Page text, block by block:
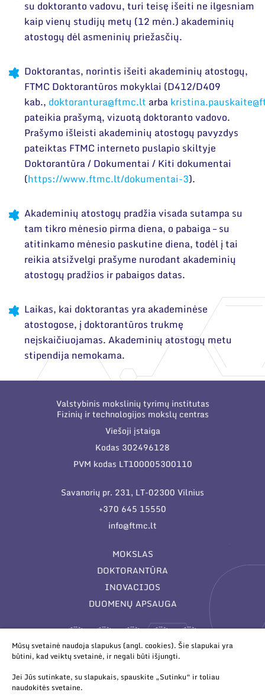
su doktoranto vadovu, turi teisę išeiti ne ilgesniam
kaip vienų studijų metų (12 mėn.) akademinių
atostogų dėl asmeninių priežasčių.
Doktorantas, norintis išeiti akademinių atostogų,
FTMC Doktorantūros mokyklai (D412/D409
kab., doktorantura@ftmc.lt arba
pateikia prašymą, vizuotą doktoranto vadovo.
Prašymo išleisti akademinių atostogų pavyzdys
pateiktas FTMC interneto puslapio skiltyje
Doktorantūra / Dokumentai / Kiti dokumentai
(https://www.ftmc.lt/dokumentai-3).
Akademinių atostogų pradžia visada sutampa su
tam tikro mėnesio pirma diena, o pabaiga – su
atitinkamo mėnesio paskutine diena, todėl į tai
reikia atsižvelgi prašyme nurodant akademinių
atostogų pradžios ir pabaigos datas.
Laikas, kai doktorantas yra akademinėse
atostogose, į doktorantūros trukmę
neįskaičiuojamas. Akademinių atostogų metu
stipendija nemokama.
Valstybinis mokslinių tyrimų institutas
Fizinių ir technologijos mokslų centras
Viešoji įstaiga
Kodas 302496128
PVM kodas LT100005300110
Savanorių pr. 231, LT-02300 Vilnius
+370 645 15550
info@ftmc.lt
MOKSLAS
DOKTORANTŪRA
INOVACIJOS
DUOMENŲ APSAUGA
© 2026 Valstybinis mokslinių tyrimų institutas Fizinių ir
Mūsų svetainė naudoja slapukus (angl. cookies). Šie slapukai yra
būtini, kad veiktų svetainė, ir negali būti išjungti.
Jei Jūs sutinkate, su slapukais, spauskite „Sutinku“ ir toliau
naudokitės svetaine.